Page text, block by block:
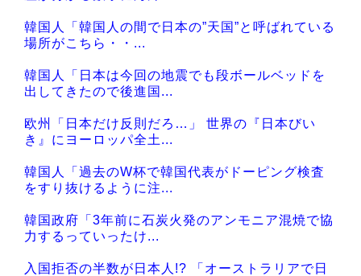
韓国人「韓国人の間で日本の”天国”と呼ばれている
場所がこちら・・...
韓国人「日本は今回の地震でも段ボールベッドを
出してきたので後進国...
欧州「日本だけ反則だろ…」 世界の『日本びい
き』にヨーロッパ全土...
韓国人「過去のW杯で韓国代表がドーピング検査
をすり抜けるように注...
韓国政府「3年前に石炭火発のアンモニア混焼で協
力するっていったけ...
入国拒否の半数が日本人!? 「オーストラリアで日